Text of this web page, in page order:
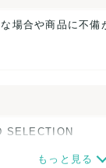
場合や商品に不備
SELECTION
ので、転売にも最
もっと見る